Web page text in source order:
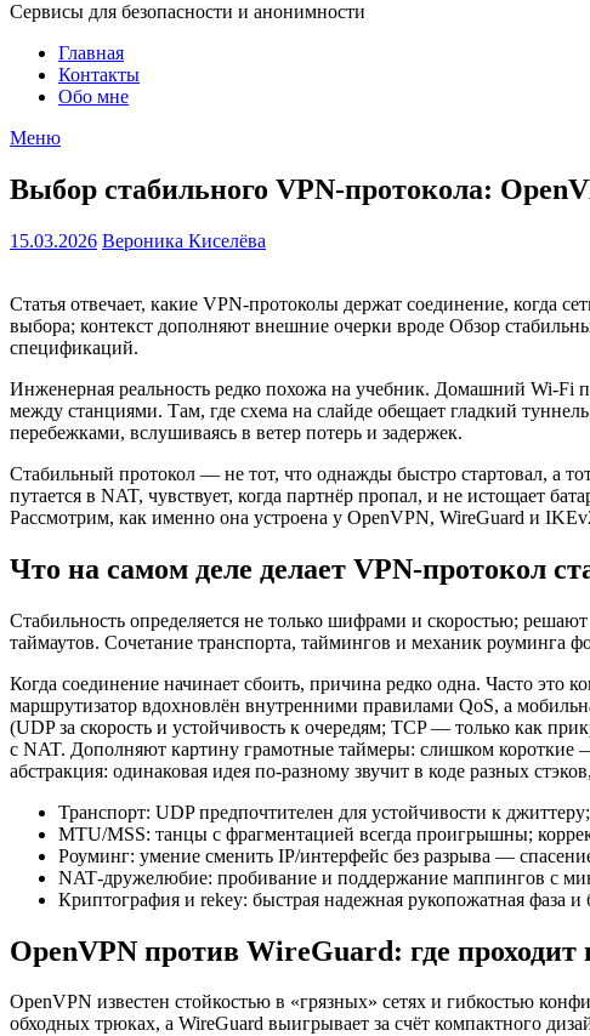
Сервисы для безопасности и анонимности
Главная
Контакты
Обо мне
Меню
Выбор стабильного VPN‑протокола:
15.03.2026 Вероника Киселёва
Статья отвечает, какие VPN‑протоколы держат соединение, когда
выбора; контекст дополняют внешние очерки вроде Обзор
спецификаций.
Инженерная реальность редко похожа на учебник. Домашний Wi‑Fi
между станциями. Там, где схема на слайде обещает гладкий
перебежками, вслушиваясь в ветер потерь и задержек.
Стабильный протокол — не тот, что однажды быстро стартовал, а
путается в NAT, чувствует, когда партнёр пропал, и не истощает
Рассмотрим, как именно она устроена у OpenVPN, WireGuard и
Что на самом деле делает VPN‑протокол
Стабильность определяется не только шифрами и скоростью;
таймаутов. Сочетание транспорта, таймингов и механик роуминга
Когда соединение начинает сбоить, причина редко одна. Часто это
маршрутизатор вдохновлён внутренними правилами QoS, а
(UDP за скорость и устойчивость к очередям; TCP — только как
с NAT. Дополняют картину грамотные таймеры: слишком короткие
абстракция: одинаковая идея по‑разному звучит в коде разных
Транспорт: UDP предпочтителен для устойчивости к
MTU/MSS: танцы с фрагментацией всегда проигрышны;
Роуминг: умение сменить IP/интерфейс без разрыва —
NAT‑дружелюбие: пробивание и поддержание маппингов с
Криптография и rekey: быстрая надежная рукопожатная фаза
OpenVPN против WireGuard: где проходит
OpenVPN известен стойкостью в «грязных» сетях и гибкостью
обходных трюках, а WireGuard выигрывает за счёт компактного